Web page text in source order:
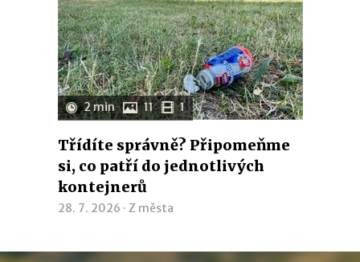
2 min 11 1
Třídíte správně? Připomeňme
si, co patří do jednotlivých
kontejnerů
28. 7. 2026 · Z města